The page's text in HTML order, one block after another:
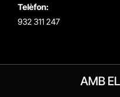
Telèfon:
932 311 247
AMB